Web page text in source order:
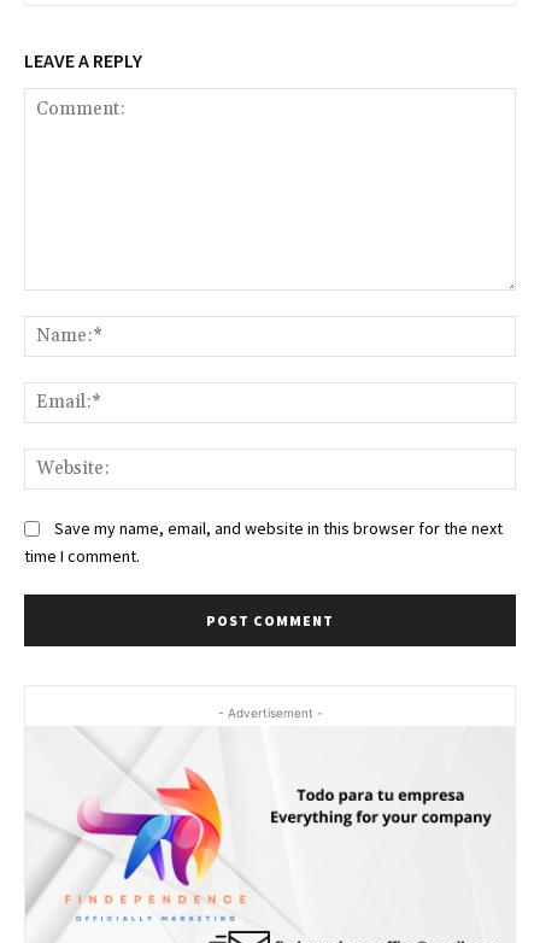
LEAVE A REPLY
Save my name, email, and website in this browser for the next
time I comment.
- Advertisement -